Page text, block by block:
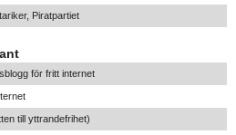
Piratpartiet
för fritt internet
till yttrandefrihet)